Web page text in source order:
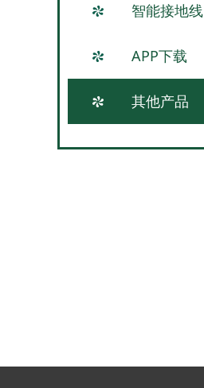
智能接地线
APP下载
其他产品